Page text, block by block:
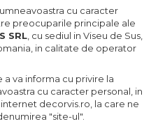
cu caracter
preocuparile principale ale
SRL , cu sediul in Viseu de Sus,
in calitate de operator
va informa cu privire la
cu caracter personal, in
decorvis.ro, la care ne
"site-ul".